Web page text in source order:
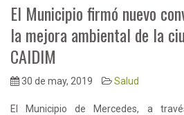
El Municipio firmó nuevo
la mejora ambiental de la
CAIDIM
30 de may, 2019 Salud
El Municipio de Mercedes, a